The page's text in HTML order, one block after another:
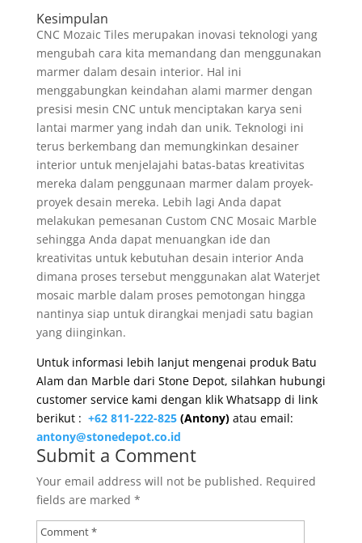
Kesimpulan
CNC Mozaic Tiles merupakan inovasi teknologi yang
mengubah cara kita memandang dan menggunakan
marmer dalam desain interior. Hal ini
menggabungkan keindahan alami marmer dengan
presisi mesin CNC untuk menciptakan karya seni
lantai marmer yang indah dan unik. Teknologi ini
terus berkembang dan memungkinkan desainer
interior untuk menjelajahi batas-batas kreativitas
mereka dalam penggunaan marmer dalam proyek-
proyek desain mereka. Lebih lagi Anda dapat
melakukan pemesanan Custom CNC Mosaic Marble
sehingga Anda dapat menuangkan ide dan
kreativitas untuk kebutuhan desain interior Anda
dimana proses tersebut menggunakan alat Waterjet
mosaic marble dalam proses pemotongan hingga
nantinya siap untuk dirangkai menjadi satu bagian
yang diinginkan.
Untuk informasi lebih lanjut mengenai produk Batu
Alam dan Marble dari Stone Depot, silahkan hubungi
customer service kami dengan klik Whatsapp di link
berikut : +62 811-222-825(Antony) atau email:
antony@stonedepot.co.id
Submit a Comment
Your email address will not be published. Required
fields are marked *